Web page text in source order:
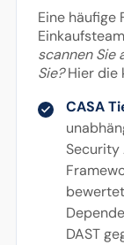
Eine häufige
scannen Sie
Sie?Hier die
CASA
Security
DAST